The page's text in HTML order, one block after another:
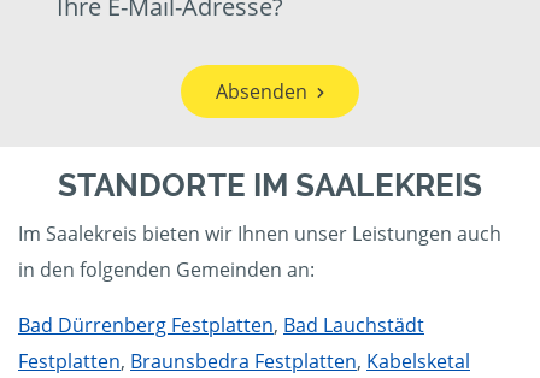
Ihre E-Mail-Adresse?
Absenden
STANDORTE IM SAALEKREIS
Im Saalekreis bieten wir Ihnen unser Leistungen auch
in den folgenden Gemeinden an:
Bad Dürrenberg Festplatten, Bad Lauchstädt
Festplatten, Braunsbedra Festplatten, Kabelsketal